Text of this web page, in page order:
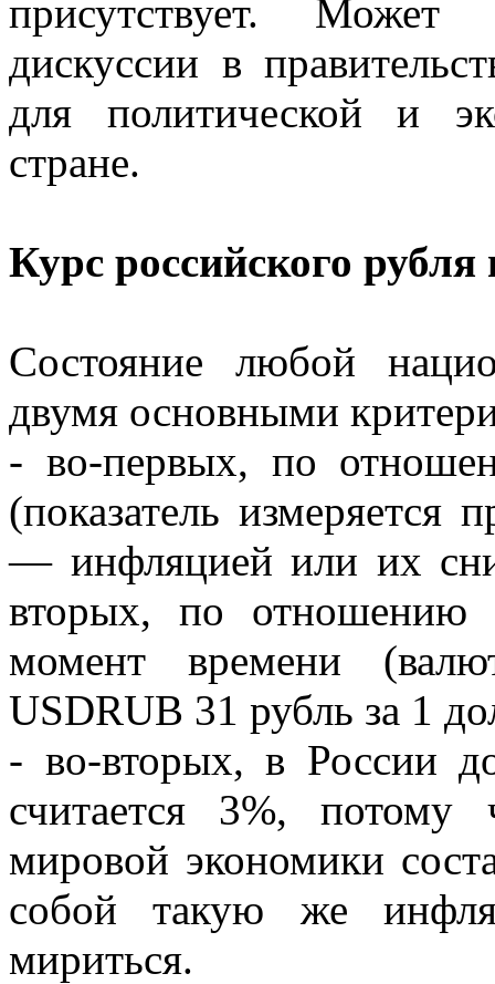
присутствует.
дискуссии в
для политической и
стране.
Курс российского
Состояние любой
двумя основными
- во-первых, по
(показатель измеряется
— инфляцией или их
вторых, по
момент времени
USDRUB 31 рубль за 1
- во-вторых, в России
считается 3%, потому
мировой экономики
собой такую же
мириться.